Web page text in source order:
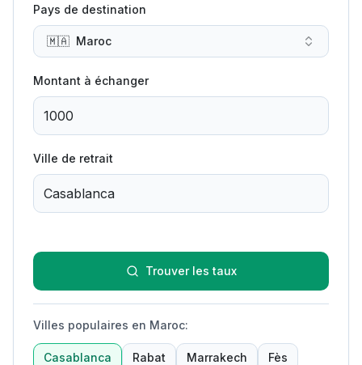
Pays de destination
🇲🇦 Maroc
Montant à échanger
Ville de retrait
Trouver les taux
Villes populaires en Maroc:
Casablanca Rabat Marrakech Fès